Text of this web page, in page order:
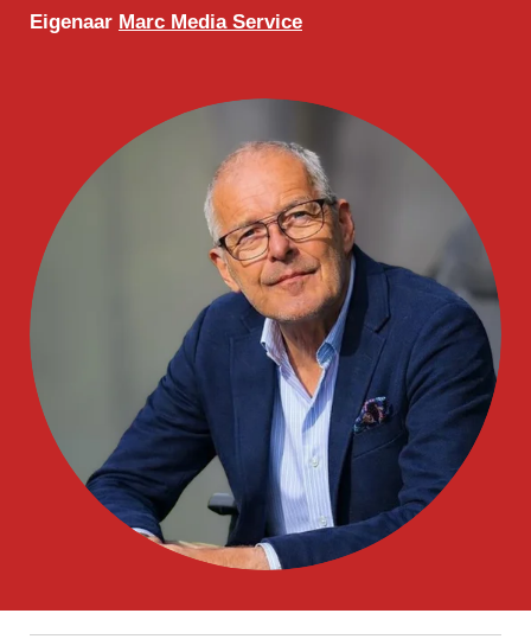
Eigenaar Marc Media Service